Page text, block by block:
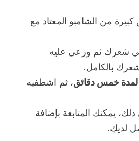
من الشامبو المعتاد مع
شعرك ثم وزعي عليه
بالكامل.
خمس دقائق، ثم اشطفيه
يمكنك المتابعة بإضافة
لديكِ.